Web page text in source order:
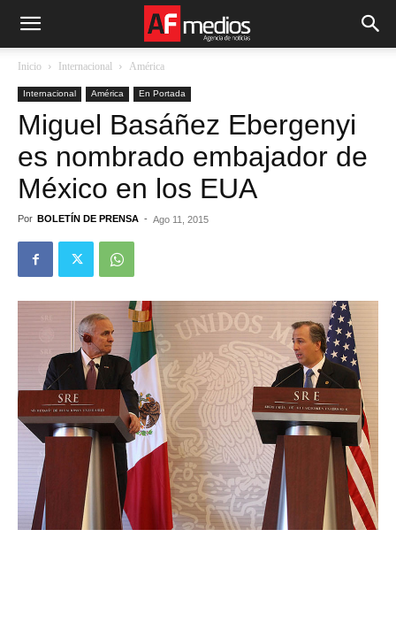
Inicio Internacional América
Internacional América En Portada
Miguel Basáñez Ebergenyi
es nombrado embajador de
México en los EUA
Por BOLETÍN DE PRENSA - Ago 11, 2015